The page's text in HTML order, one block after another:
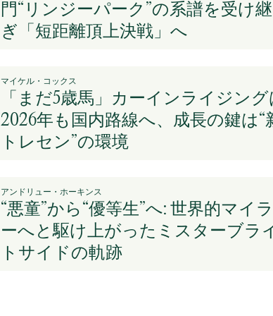
門“リンジーパーク”の系譜を受け継
ぎ「短距離頂上決戦」へ
マイケル・コックス
「まだ5歳馬」カーインライジング
2026年も国内路線へ、成長の鍵は“
トレセン”の環境
アンドリュー・ホーキンス
“悪童”から“優等生”へ: 世界的マイラ
ーへと駆け上がったミスターブラ
トサイドの軌跡